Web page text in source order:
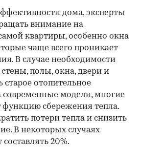
дома, эксперты
внимание на
квартиры, особенно окна
чаще всего проникает
В случае необходимости
полы, окна, двери и
старое отопительное
современные модели, многие
функцию сбережения тепла.
потери тепла и снизить
В некоторых случаях
20%.